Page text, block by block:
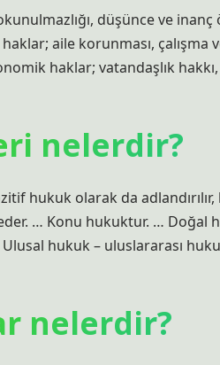
düşünce ve
aile korunması, çalışma
haklar; vatandaşlık
nelerdir?
hukuk olarak da
… Konu hukuktur. … Doğal
hukuk – uluslararası
nelerdir?